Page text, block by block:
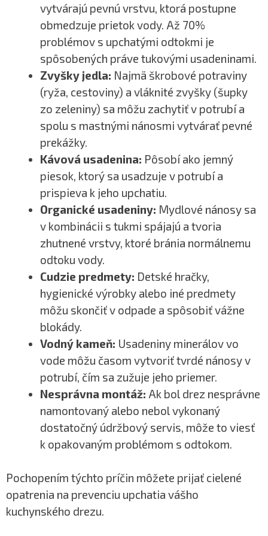
vytvárajú pevnú vrstvu, ktorá postupne
obmedzuje prietok vody. Až 70%
problémov s upchatými odtokmi je
spôsobených práve tukovými usadeninami.
Zvyšky jedla: Najmä škrobové potraviny
(ryža, cestoviny) a vláknité zvyšky (šupky
zo zeleniny) sa môžu zachytiť v potrubí a
spolu s mastnými nánosmi vytvárať pevné
prekážky.
Kávová usadenina: Pôsobí ako jemný
piesok, ktorý sa usadzuje v potrubí a
prispieva k jeho upchatiu.
Organické usadeniny: Mydlové nánosy sa
v kombinácii s tukmi spájajú a tvoria
zhutnené vrstvy, ktoré bránia normálnemu
odtoku vody.
Cudzie predmety: Detské hračky,
hygienické výrobky alebo iné predmety
môžu skončiť v odpade a spôsobiť vážne
blokády.
Vodný kameň: Usadeniny minerálov vo
vode môžu časom vytvoriť tvrdé nánosy v
potrubí, čím sa zužuje jeho priemer.
Nesprávna montáž: Ak bol drez nesprávne
namontovaný alebo nebol vykonaný
dostatočný údržbový servis, môže to viesť
k opakovaným problémom s odtokom.
Pochopením týchto príčin môžete prijať cielené
opatrenia na prevenciu upchatia vášho
kuchynského drezu.